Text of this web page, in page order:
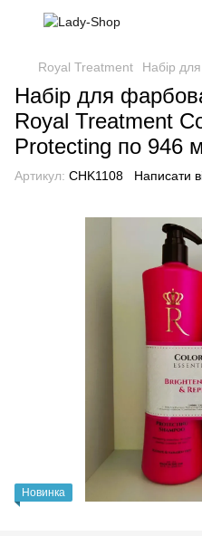
Royal Treatment Набір
Набір для
Royal Treatment
Protecting по 946
Артикул: CHK1108 Написати
Новинка